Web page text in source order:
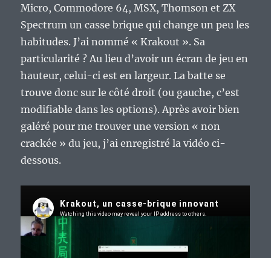
Micro, Commodore 64, MSX, Thomson et ZX
Spectrum un casse brique qui change un peu les
habitudes. J’ai nommé « Krakout ». Sa
particularité ? Au lieu d’avoir un écran de jeu en
hauteur, celui-ci est en largeur. La batte se
trouve donc sur le côté droit (ou gauche, c’est
modifiable dans les options). Après avoir bien
galéré pour me trouver une version « non
crackée » du jeu, j’ai enregistré la vidéo ci-
dessous.